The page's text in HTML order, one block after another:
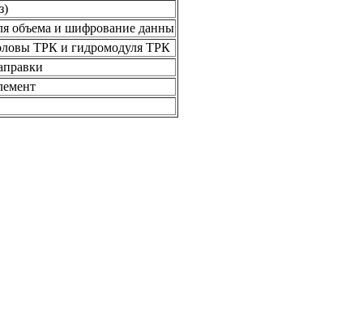
объема и шифрование данны
ТРК и гидромодуля ТРК